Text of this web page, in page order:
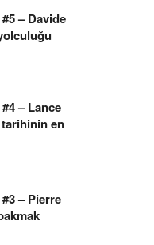
– Davide
– Lance
en
– Pierre